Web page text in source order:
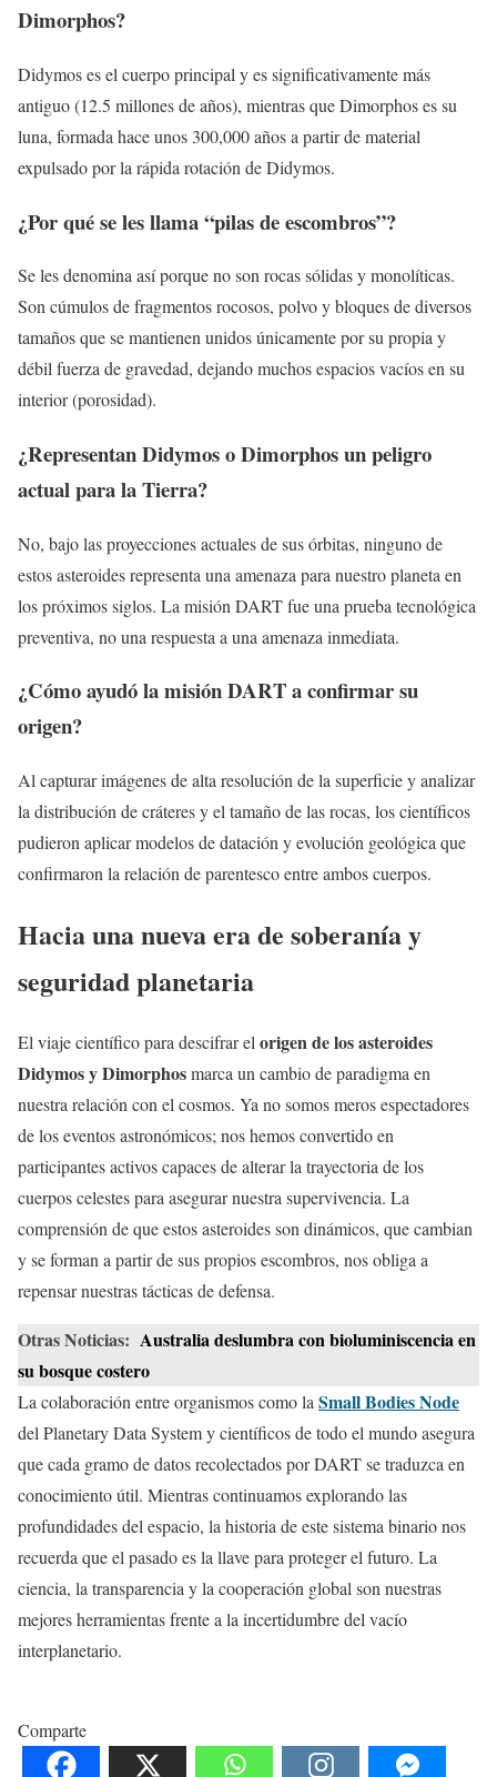
Dimorphos?
Didymos es el cuerpo principal y es significativamente más
antiguo (12.5 millones de años), mientras que Dimorphos es su
luna, formada hace unos 300,000 años a partir de material
expulsado por la rápida rotación de Didymos.
¿Por qué se les llama “pilas de escombros”?
Se les denomina así porque no son rocas sólidas y monolíticas.
Son cúmulos de fragmentos rocosos, polvo y bloques de diversos
tamaños que se mantienen unidos únicamente por su propia y
débil fuerza de gravedad, dejando muchos espacios vacíos en su
interior (porosidad).
¿Representan Didymos o Dimorphos un peligro
actual para la Tierra?
No, bajo las proyecciones actuales de sus órbitas, ninguno de
estos asteroides representa una amenaza para nuestro planeta en
los próximos siglos. La misión DART fue una prueba tecnológica
preventiva, no una respuesta a una amenaza inmediata.
¿Cómo ayudó la misión DART a confirmar su
origen?
Al capturar imágenes de alta resolución de la superficie y analizar
la distribución de cráteres y el tamaño de las rocas, los científicos
pudieron aplicar modelos de datación y evolución geológica que
confirmaron la relación de parentesco entre ambos cuerpos.
Hacia una nueva era de soberanía y
seguridad planetaria
El viaje científico para descifrar el origen de los asteroides
Didymos y Dimorphosmarca un cambio de paradigma en
nuestra relación con el cosmos. Ya no somos meros espectadores
de los eventos astronómicos; nos hemos convertido en
participantes activos capaces de alterar la trayectoria de los
cuerpos celestes para asegurar nuestra supervivencia. La
comprensión de que estos asteroides son dinámicos, que cambian
y se forman a partir de sus propios escombros, nos obliga a
repensar nuestras tácticas de defensa.
Otras Noticias: Australia deslumbra con bioluminiscencia en
su bosque costero
La colaboración entre organismos como la Small Bodies Node
del Planetary Data System y científicos de todo el mundo asegura
que cada gramo de datos recolectados por DART se traduzca en
conocimiento útil. Mientras continuamos explorando las
profundidades del espacio, la historia de este sistema binario nos
recuerda que el pasado es la llave para proteger el futuro. La
ciencia, la transparencia y la cooperación global son nuestras
mejores herramientas frente a la incertidumbre del vacío
interplanetario.
Comparte